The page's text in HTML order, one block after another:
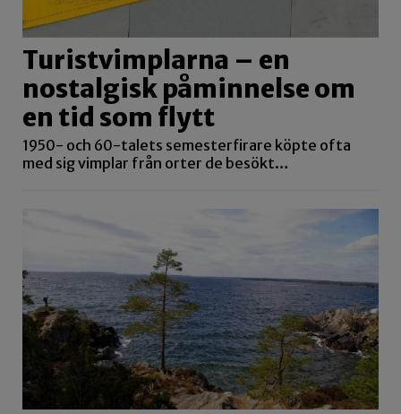
Turistvimplarna – en
nostalgisk påminnelse om
en tid som flytt
1950- och 60-talets semesterfirare köpte ofta
med sig vimplar från orter de besökt…